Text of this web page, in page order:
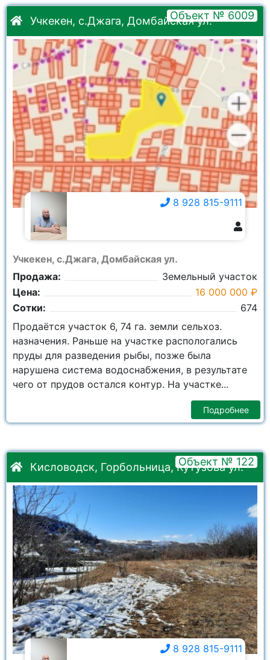
Учкекен, с.Джага, Домбайская ул.Объект № 6009
Учкекен, с.Джага, Домбайская ул.
Продажа:
Земельный участок
Цена:
16 000 000 ₽
Сотки:
674
8 928 815-9111
Продаётся участок 6, 74 га. земли сельхоз.
назначения. Раньше на участке распологались
пруды для разведения рыбы, позже была
нарушена система водоснабжения, в результате
чего от прудов остался контур. На участке...
Подробнее
Кисловодск, Горбольница, Кутузова ул.
Объект № 122
8 928 815-9111